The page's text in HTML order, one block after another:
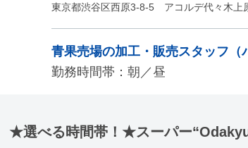
東京都渋谷区西原3-8-5 アコルデ代々木上
青果売場の加工・販売スタッフ（
勤務時間帯：朝／昼
★選べる時間帯！★スーパー